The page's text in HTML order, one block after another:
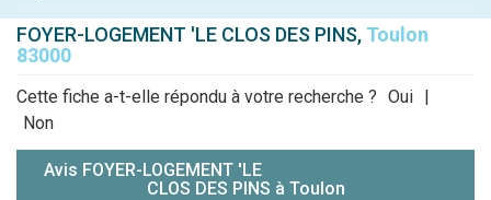
FOYER-LOGEMENT 'LE CLOS DES PINS, Toulon
83000
Cette fiche a-t-elle répondu à votre recherche ? Oui |
Non
Avis FOYER-LOGEMENT 'LE
CLOS DES PINS à Toulon